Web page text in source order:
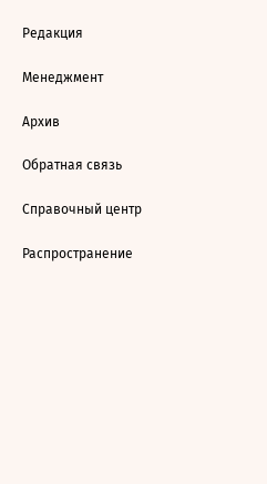
Редакция
Менеджмент
Архив
Обратная связь
Справочный центр
Распространение